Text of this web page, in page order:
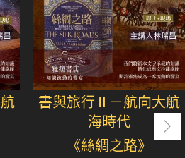
書與旅行Ⅱ－航向大航
海時代
《絲綢之路》